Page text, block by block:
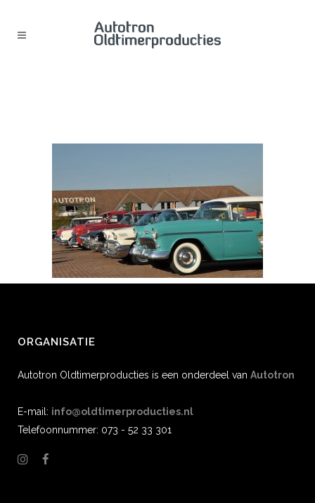
ORGANISATIE
Autotron Oldtimerproducties is een onderdeel van Autotron
E-mail: info@oldtimerproducties.nl
Telefoonnummer: 073 - 52 33 301